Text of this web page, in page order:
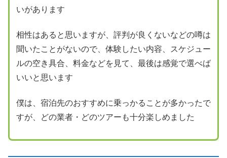
いがあります
相性はあると思いますが、評判が良くないなどの噂は
聞いたことがないので、体験したい内容、スケジュー
ルの空き具合、料金などを見て、最後は感覚で選べば
いいと思います
僕は、宿泊先のおすすめに乗っかることが多かったで
すが、どの業者・どのツアーも十分楽しめました